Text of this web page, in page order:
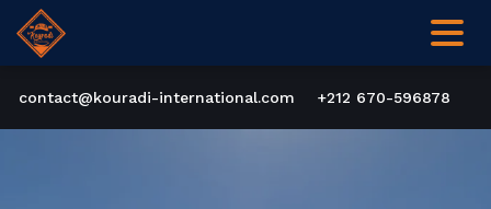
contact@kouradi-international.com +212 670-596878